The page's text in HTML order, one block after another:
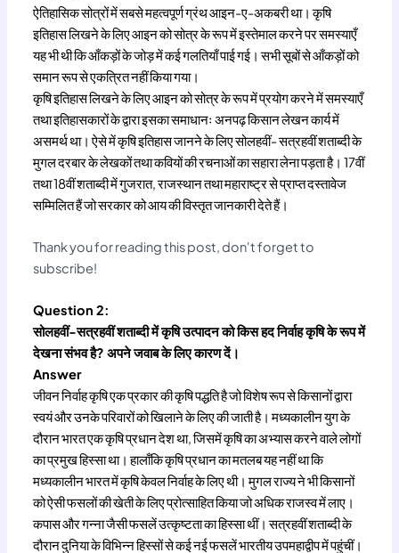
ऐतिहासिक सोत्रों में सबसे महत्वपूर्ण ग्रंथ आइन-ए-अकबरी था। कृषि
इतिहास लिखने के लिए आइन को सोत्र के रूप में इस्तेमाल करने पर समस्याएँ
यह भी थी कि आँकड़ों के जोड़ में कई गलतियाँ पाई गई। सभी सूबों से आँकड़ों को
समान रूप से एकत्रित नहीं किया गया।
कृषि इतिहास लिखने के लिए आइन को सोत्र के रूप में प्रयोग करने में समस्याएँ
तथा इतिहासकारों के द्वारा इसका समाधानः अनपढ़ किसान लेखन कार्य में
असमर्थ था। ऐसे में कृषि इतिहास जानने के लिए सोलहवीं- सत्रहवीं शताब्दी के
मुगल दरबार के लेखकों तथा कवियों की रचनाओं का सहारा लेना पड़ता है। 17वीं
तथा 18वीं शताब्दी में गुजरात, राजस्थान तथा महाराष्ट्र से प्राप्त दस्तावेज
सम्मिलित हैं जो सरकार को आय की विस्तृत जानकारी देते हैं।
Thank you for reading this post, don't forget to
subscribe!
Question 2:
सोलहवीं-सत्रहवीं शताब्दी में कृषि उत्पादन को किस हद निर्वाह कृषि के रूप में
देखना संभव है? अपने जवाब के लिए कारण दें।
Answer
जीवन निर्वाह कृषि एक प्रकार की कृषि पद्धति है जो विशेष रूप से किसानों द्वारा
स्वयं और उनके परिवारों को खिलाने के लिए की जाती है। मध्यकालीन युग के
दौरान भारत एक कृषि प्रधान देश था, जिसमें कृषि का अभ्यास करने वाले लोगों
का प्रमुख हिस्सा था। हालाँकि कृषि प्रधान का मतलब यह नहीं था कि
मध्यकालीन भारत में कृषि केवल निर्वाह के लिए थी। मुगल राज्य ने भी किसानों
को ऐसी फसलों की खेती के लिए प्रोत्साहित किया जो अधिक राजस्व में लाए।
कपास और गन्ना जैसी फसलें उत्कृष्टता का हिस्सा थीं। सत्रहवीं शताब्दी के
दौरान दुनिया के विभिन्न हिस्सों से कई नई फसलें भारतीय उपमहाद्वीप में पहुंचीं।